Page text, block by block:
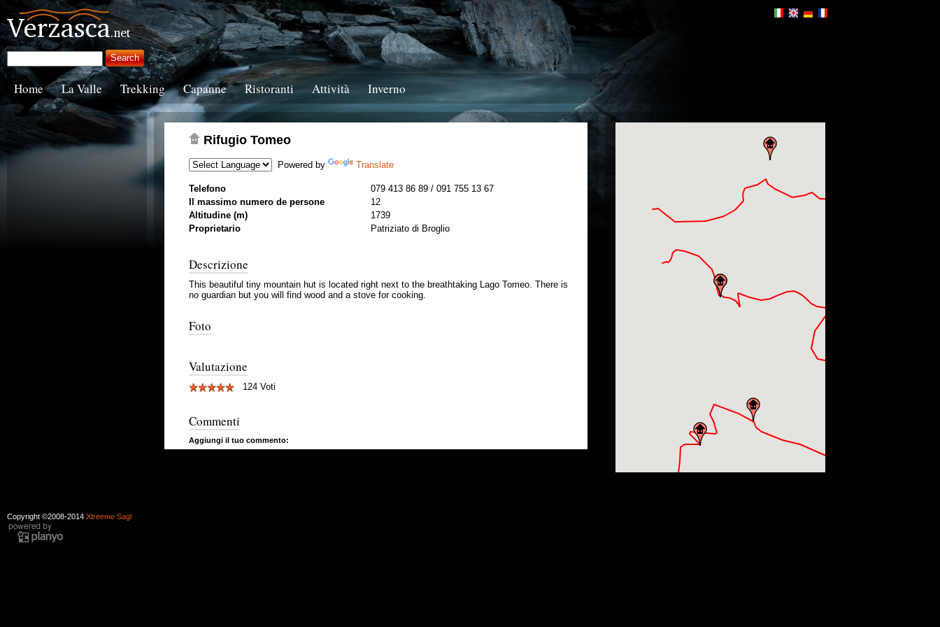
Home La Valle Trekking Capanne Ristoranti Attività Inverno
Rifugio Tomeo
Powered by Translate
Telefono
079 413 86 89 / 091 755 13 67
Il massimo numero de persone
12
Altitudine (m)
1739
Proprietario
Patriziato di Broglio
Descrizione
This beautiful tiny mountain hut is located right next to the breathtaking Lago Tomeo. There is
no guardian but you will find wood and a stove for cooking.
Foto
Valutazione
124 Voti
Commenti
Aggiungi il tuo commento:
Copyright ©2008-2014 Xtreeme Sagl